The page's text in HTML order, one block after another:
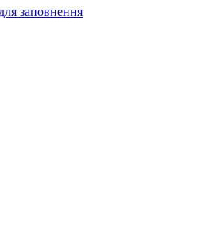
заповнення